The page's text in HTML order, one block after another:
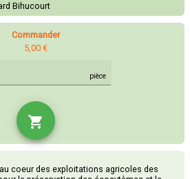
Bihucourt
Commander
5,00 €
pièce
shopping_cart
coeur des exploitations agricoles des